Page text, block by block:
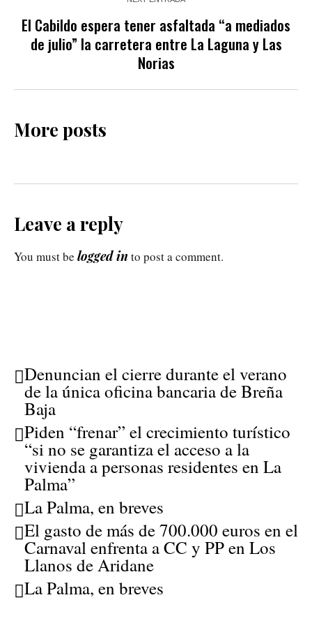
El Cabildo espera tener asfaltada “a mediados
de julio” la carretera entre La Laguna y Las
Norias
More posts
Leave a reply
You must be logged in to post a comment.
Denuncian el cierre durante el verano
de la única oficina bancaria de Breña
Baja
Piden “frenar” el crecimiento turístico
“si no se garantiza el acceso a la
vivienda a personas residentes en La
Palma”
La Palma, en breves
El gasto de más de 700.000 euros en el
Carnaval enfrenta a CC y PP en Los
Llanos de Aridane
La Palma, en breves